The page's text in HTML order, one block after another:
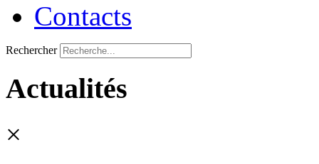
Contacts
Rechercher
Actualités
×